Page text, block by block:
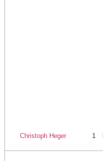
Christoph Heger 1